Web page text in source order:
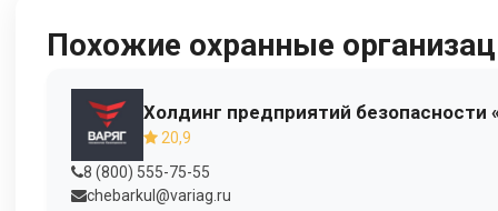
Похожие охранные
Холдинг предприятий безопасности
20,9
8 (800) 555-75-55
chebarkul@variag.ru